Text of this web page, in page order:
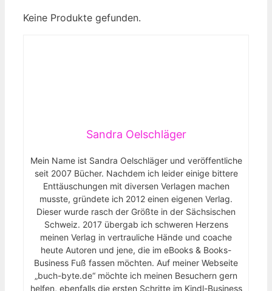
Keine Produkte gefunden.
Sandra Oelschläger
Mein Name ist Sandra Oelschläger und veröffentliche
seit 2007 Bücher. Nachdem ich leider einige bittere
Enttäuschungen mit diversen Verlagen machen
musste, gründete ich 2012 einen eigenen Verlag.
Dieser wurde rasch der Größte in der Sächsischen
Schweiz. 2017 übergab ich schweren Herzens
meinen Verlag in vertrauliche Hände und coache
heute Autoren und jene, die im eBooks & Books-
Business Fuß fassen möchten. Auf meiner Webseite
„buch-byte.de“ möchte ich meinen Besuchern gern
helfen, ebenfalls die ersten Schritte im Kindl-Business